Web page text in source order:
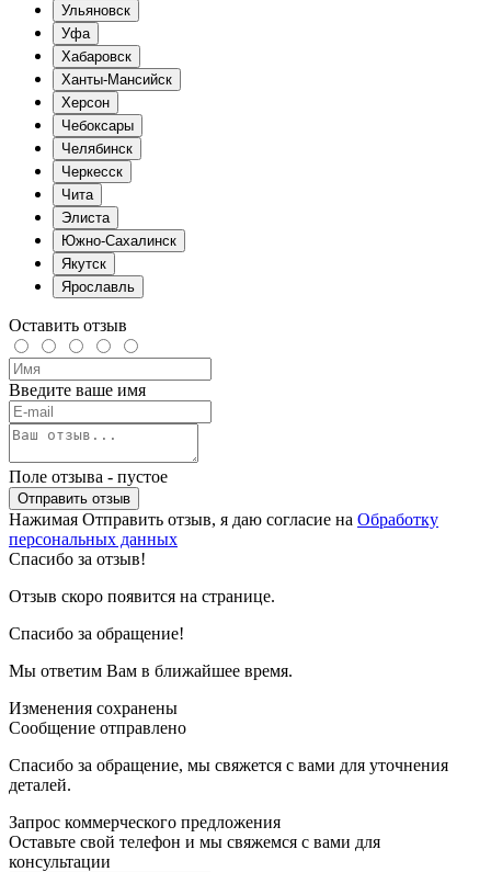
Ульяновск
Уфа
Хабаровск
Ханты-Мансийск
Херсон
Чебоксары
Челябинск
Черкесск
Чита
Элиста
Южно-Сахалинск
Якутск
Ярославль
Оставить отзыв
Введите ваше имя
Поле отзыва - пустое
Отправить отзыв
Нажимая Отправить отзыв, я даю согласие на Обработку
персональных данных
Спасибо за отзыв!
Отзыв скоро появится на странице.
Спасибо за обращение!
Мы ответим Вам в ближайшее время.
Изменения сохранены
Сообщение отправлено
Спасибо за обращение, мы свяжется с вами для уточнения
деталей.
Запрос коммерческого предложения
Оставьте свой телефон и мы свяжемся с вами для
консультации